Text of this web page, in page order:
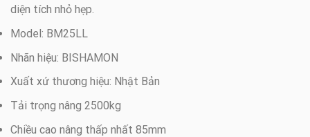
diện tích nhỏ hẹp.
Model: BM25LL
Nhãn hiệu: BISHAMON
Xuất xứ thương hiệu: Nhật Bản
Tải trọng nâng 2500kg
Chiều cao nâng thấp nhất 85mm